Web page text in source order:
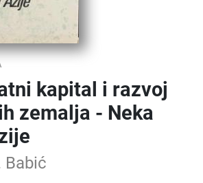
kapital i razvoj
zemalja - Neka
Babić